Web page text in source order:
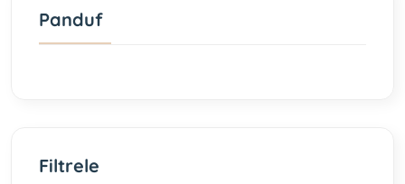
Panduf
Filtrele